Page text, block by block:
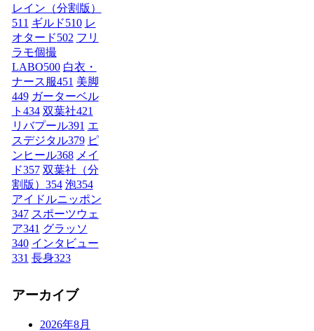
レイン（分割版）
511 ギルド510 レ
オタード502 フリ
ラモ個撮
LABO500 白衣・
ナース服451 美脚
449 ガーターベル
ト 434 双葉社421
リバプール391 エ
スデジタル379 ピ
ンヒール368 メイ
ド357 双葉社（分
割版） 354 泡354
アイドルニッポン
347 スポーツウェ
ア341 グラッソ
340 インタビュー
331 長身323
アーカイブ
2026年8月